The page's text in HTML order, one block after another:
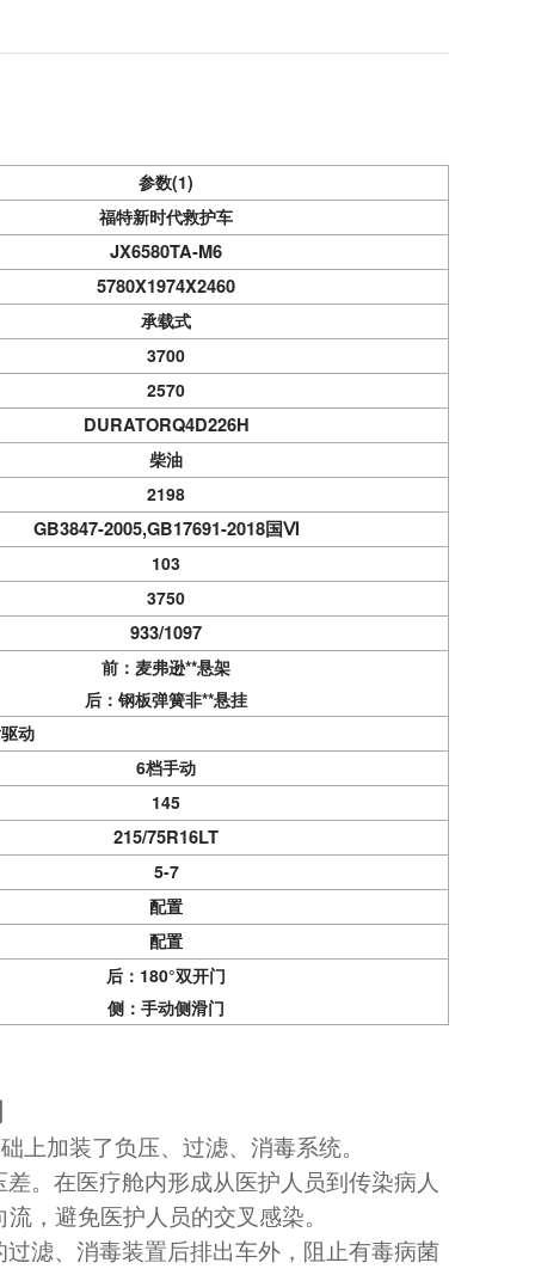
参数(1)
福特新时代救护车
JX6580TA-M6
5780X1974X2460
承载式
3700
2570
DURATORQ4D226H
柴油
2198
GB3847-2005,GB17691-2018国Ⅵ
103
3750
933/1097
前：麦弗逊**悬架
后：钢板弹簧非**悬挂
驱动
6档手动
145
215/75R16LT
5-7
配置
配置
后：180°双开门
侧：手动侧滑门
上加装了负压、过滤、消毒系统。
。在医疗舱内形成从医护人员到传染病人
，避免医护人员的交叉感染。
滤、消毒装置后排出车外，阻止有毒病菌